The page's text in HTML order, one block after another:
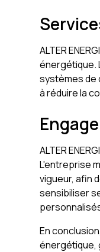
ALTER
énergétique.
systèmes de
à réduire la
ALTER
L'entreprise
vigueur, afin
sensibiliser
En
énergétique,